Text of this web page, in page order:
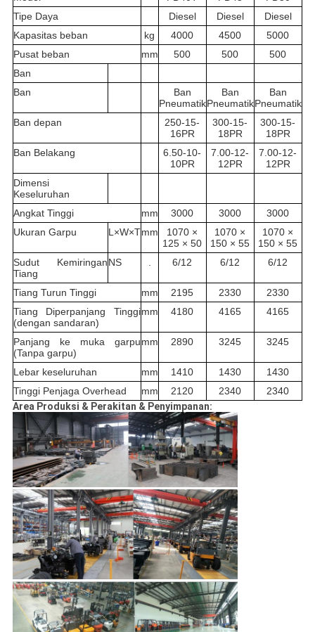
Tipe Daya
Diesel Diesel
Diesel
Kapasitas beban
kg 4000 4500
5000
Pusat beban
mm 500 500
500
Ban
Ban
Ban
Pneumatik
Ban
Pneumatik
Ban
Pneumatik
Ban depan
250-15-
16PR
300-15-
18PR
300-15-
18PR
Ban Belakang
6.50-10-
10PR
7.00-12-
12PR
7.00-12-
12PR
Dimensi
Keseluruhan
Angkat Tinggi
mm 3000 3000
3000
Ukuran Garpu
L×W×Tmm
1070 ×
125 × 50
1070 ×
150 × 55
1070 ×
150 × 55
Sudut Kemiringan
Tiang
NS . 6/12 6/12 6/12
Tiang Turun Tinggi mm 2195 2330
2330
Tiang Diperpanjang Tinggi
(dengan sandaran)
mm 4180 4165 4165
Panjang ke muka garpu
(Tanpa garpu)
mm 2890 3245 3245
Lebar keseluruhan mm 1410 1430
1430
Tinggi Penjaga Overhead
mm 2120 2340
2340
Area Produksi & Perakitan & Penyimpanan: